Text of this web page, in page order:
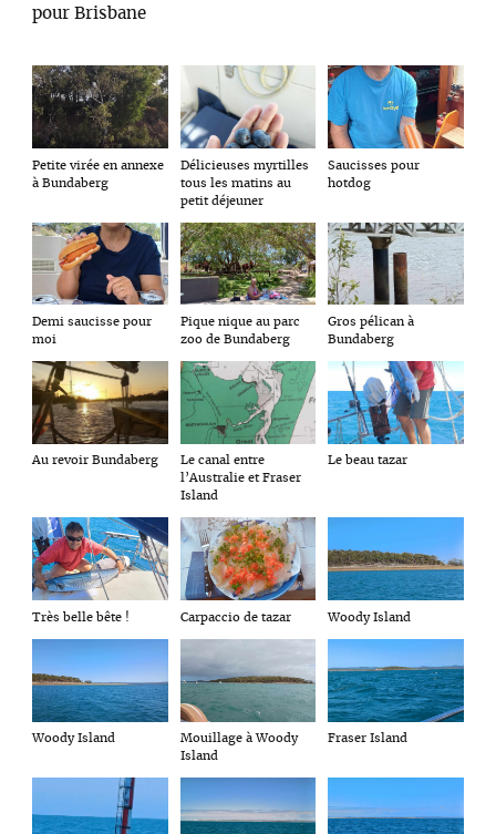
pour Brisbane
Petite virée en annexe
à Bundaberg
Délicieuses myrtilles
tous les matins au
petit déjeuner
Saucisses pour
hotdog
Demi saucisse pour
moi
Pique nique au parc
zoo de Bundaberg
Gros pélican à
Bundaberg
Au revoir Bundaberg
Le canal entre
l’Australie et Fraser
Island
Le beau tazar
Très belle bête ! Carpaccio de tazar Woody Island
Woody Island
Mouillage à Woody
Island
Fraser Island